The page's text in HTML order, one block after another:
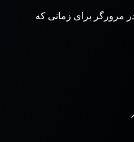
مرورگر برای زمانی که